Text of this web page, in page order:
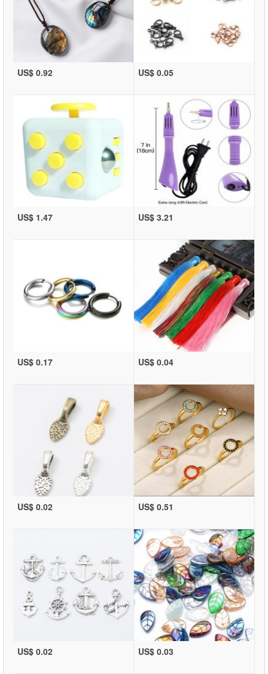
US$ 0.92 US$ 0.05
US$ 1.47 US$ 3.21
US$ 0.17 US$ 0.04
US$ 0.02 US$ 0.51
US$ 0.02 US$ 0.03